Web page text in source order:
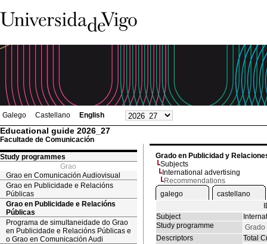
Galego Castellano English
Educational guide 2026_27
Facultade de Comunicación
Study programmes
Grao
Grao en Comunicación Audiovisual
Grao en Publicidade e Relacións
Públicas
Grao en Publicidade e Relacións
Públicas
Programa de simultaneidade do Grao
en Publicidade e Relacións Públicas e
o Grao en Comunicación Audi
Grado en Publicidad y
Subjects
International advertising
Recommendations
galego
castellano
Subject
Study programme
Grado
Descriptors
Total